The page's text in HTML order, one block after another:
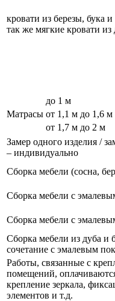
кровати из березы, бука и
так же мягкие кровати из
Матрасы
до 1 м
от 1,1 м до 1,6 м
от 1,7 м до 2 м
Замер одного изделия /
– индивидуально
Сборка мебели (сосна,
Сборка мебели с
Сборка мебели с
Сборка мебели из дуба и
сочетание с эмалевым
Работы, связанные с
помещений,
крепление зеркала,
элементов и т.д.